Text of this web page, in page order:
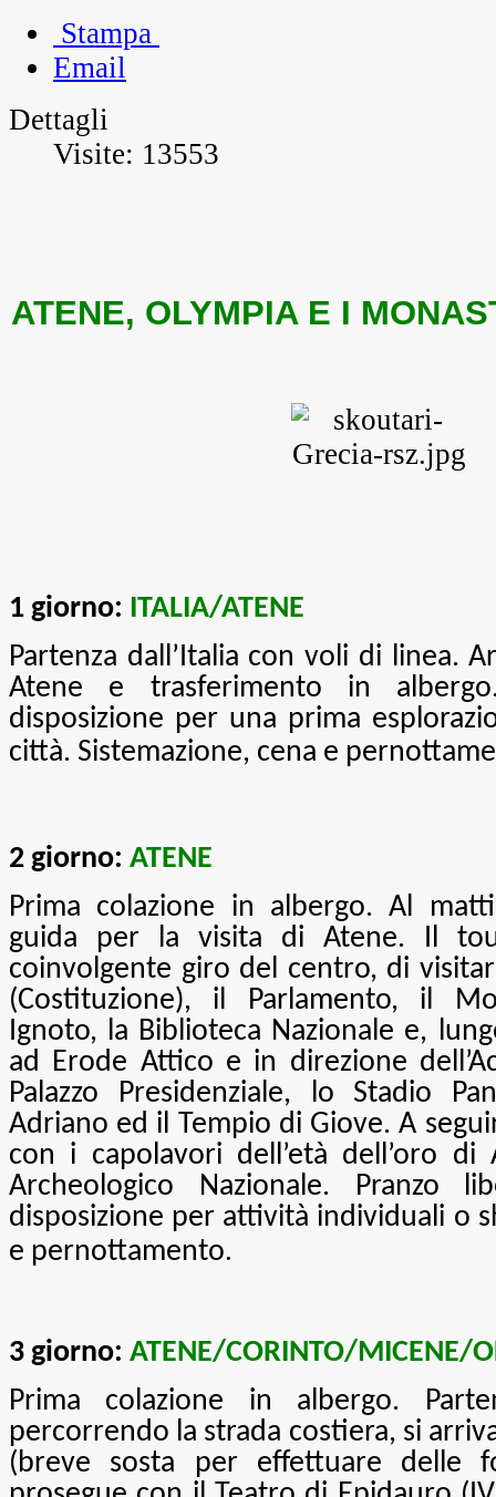
Stampa
Email
Dettagli
Visite: 13553
ATENE, OLYMPIA E I
1 giorno: ITALIA/ATENE
Partenza dall’Italia con voli di linea.
Atene e trasferimento in
disposizione per una prima
città. Sistemazione, cena e
2 giorno: ATENE
Prima colazione in albergo. Al
guida per la visita di Atene. Il
coinvolgente giro del centro, di
(Costituzione), il Parlamento, il
Ignoto, la Biblioteca Nazionale e,
ad Erode Attico e in direzione
Palazzo Presidenziale, lo Stadio
Adriano ed il Tempio di Giove. A
con i capolavori dell’età dell’oro
Archeologico Nazionale. Pranzo
disposizione per attività individuali o
e pernottamento.
3 giorno: ATENE/CORINTO/MICENE/
Prima colazione in albergo.
percorrendo la strada costiera, si
(breve sosta per effettuare delle